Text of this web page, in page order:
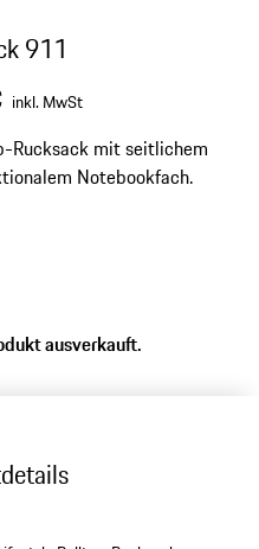
911
inkl. MwSt
Rucksack mit seitlichem
Notebookfach.
ausverkauft.